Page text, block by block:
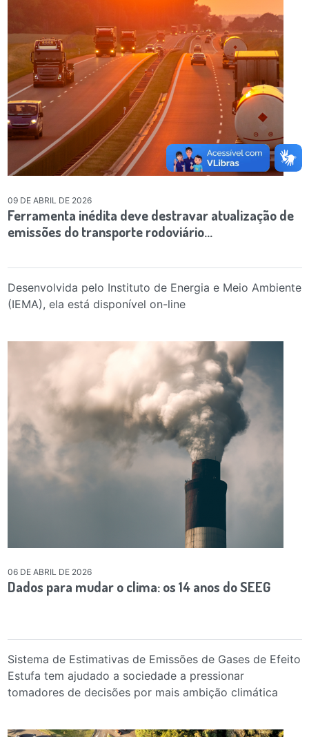
09 DE ABRIL DE 2026
Ferramenta inédita deve destravar atualização de
emissões do transporte rodoviário…
Desenvolvida pelo Instituto de Energia e Meio Ambiente
(IEMA), ela está disponível on-line
06 DE ABRIL DE 2026
Dados para mudar o clima: os 14 anos do SEEG
Sistema de Estimativas de Emissões de Gases de Efeito
Estufa tem ajudado a sociedade a pressionar
tomadores de decisões por mais ambição climática